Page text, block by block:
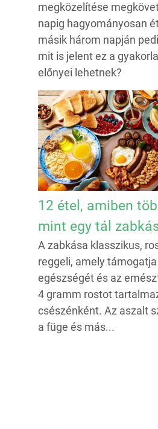
megközelítése
napig hagyományosan
másik három napján
mit is jelent ez a
előnyei lehetnek?
12 étel, amiben
mint egy tál
A zabkása klasszikus,
reggeli, amely
egészségét és az
4 gramm rostot
csészénként. Az aszalt
a füge és más...